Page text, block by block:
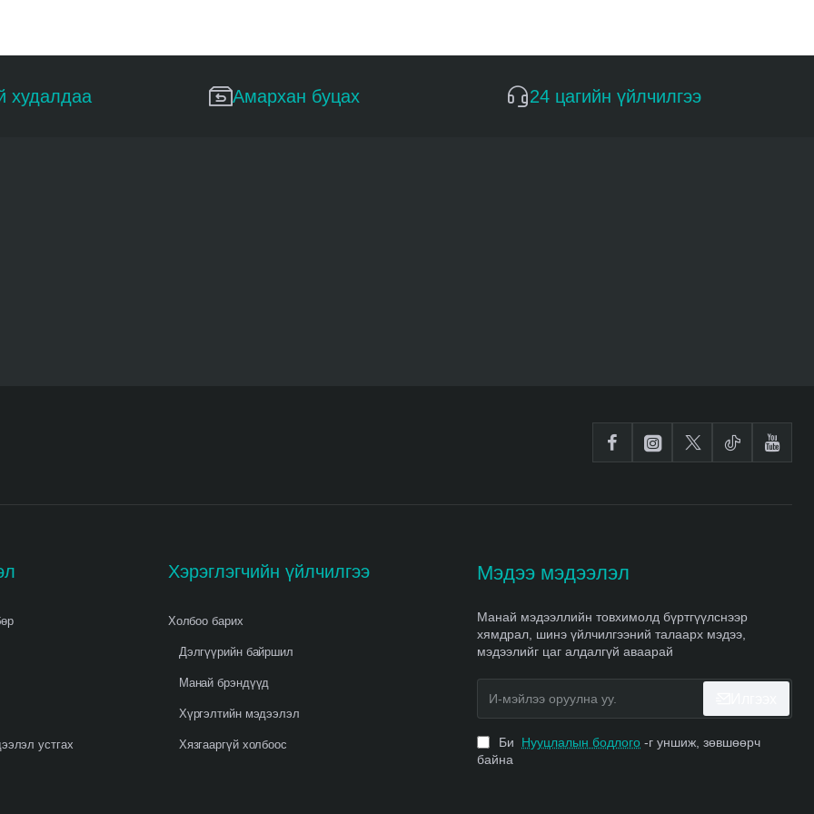
худалдаа Амархан буцах 24 цагийн үйлчилгээ
устгах
Хэрэглэгчийн үйлчилгээ
Холбоо барих
Дэлгүүрийн байршил
Манай брэндүүд
Хүргэлтийн мэдээлэл
Хязгааргүй холбоос
Мэдээ мэдээлэл
Манай мэдээллийн товхимолд бүртгүүлснээр
хямдрал, шинэ үйлчилгээний талаарх мэдээ,
мэдээлийг цаг алдалгүй аваарай
мэйлээ
Би Нууцлалын бодлого -г уншиж, зөвшөөрч
байна